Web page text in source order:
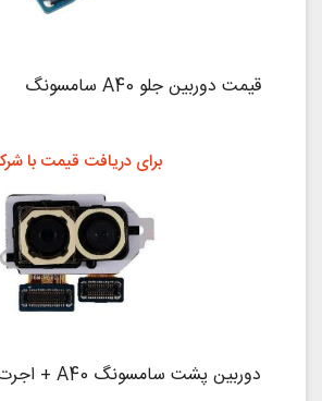
قیمت دوربین جلو A40 سامسونگ
دوربین پشت سامسونگ A40 + اجرت تعویض
برای دریافت قیمت با